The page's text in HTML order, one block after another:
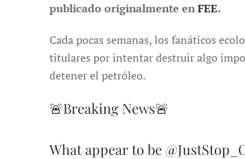
publicado originalmente enFEE.
Cada pocas semanas, los fanáticos
titulares por intentar destruir algo
detener el petróleo.
🚨Breaking News🚨
What appear to be